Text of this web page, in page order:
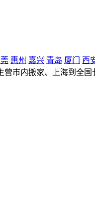
惠州 嘉兴 青岛 厦门 西
市内搬家、上海到全